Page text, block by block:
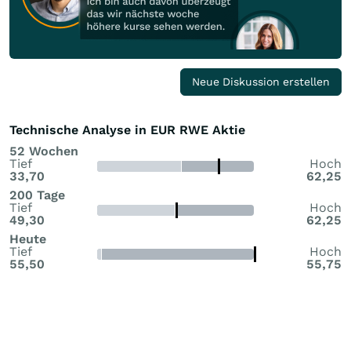
Neue Diskussion erstellen
Technische Analyse in EUR RWE Aktie
52 Wochen
Tief
33,70
Hoch
62,25
200 Tage
Tief
49,30
Hoch
62,25
Heute
Tief
55,50
Hoch
55,75